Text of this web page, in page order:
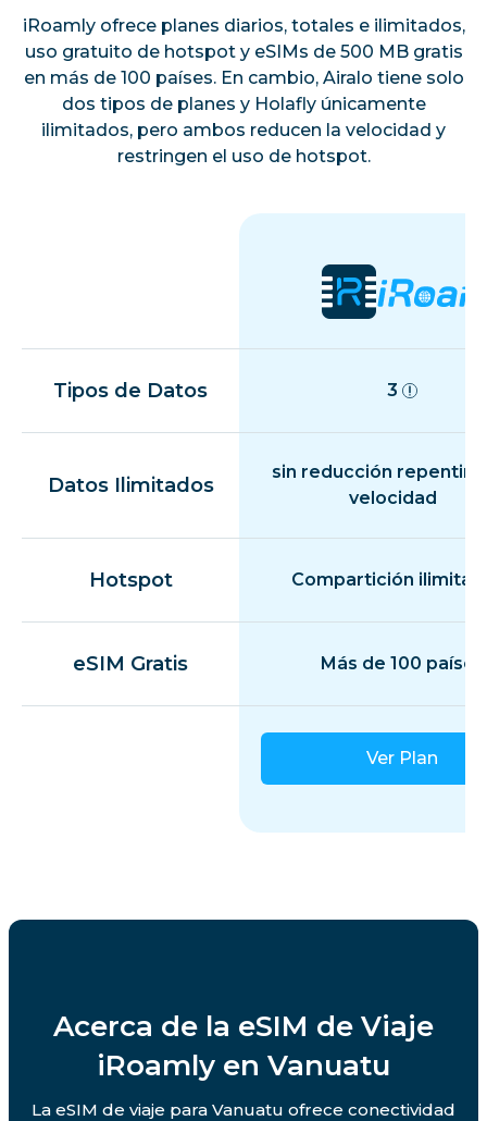
iRoamly ofrece planes diarios, totales e ilimitados,
uso gratuito de hotspot y eSIMs de 500 MB gratis
en más de 100 países. En cambio, Airalo tiene solo
dos tipos de planes y Holafly únicamente
ilimitados, pero ambos reducen la velocidad y
restringen el uso de hotspot.
Tipos de Datos 3
Datos Ilimitados
sin reducción
velocidad
Hotspot Compartición
eSIM Gratis Más de 100 países
Ver Plan
Acerca de la eSIM de Viaje
iRoamly en Vanuatu
La eSIM de viaje para Vanuatu ofrece conectividad